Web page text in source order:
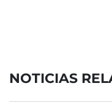
NOTICIAS